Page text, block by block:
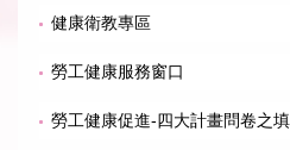
健康衛教專區
勞工健康服務窗口
勞工健康促進-四大計畫問卷之